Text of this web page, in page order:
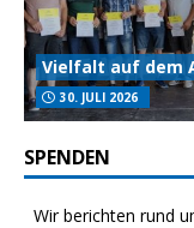
Vielfalt auf dem
30. JULI 2026
SPENDEN
Wir berichten rund